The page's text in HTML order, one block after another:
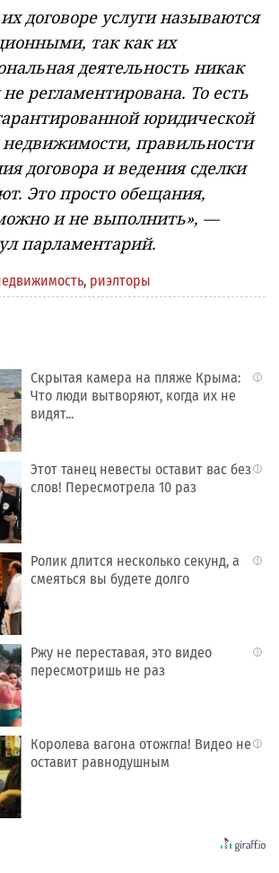
договоре услуги называются
так как их
деятельность никак
регламентирована. То есть
юридической
правильности
договора и ведения сделки
Это просто обещания,
и не выполнить», —
парламентарий.
, риэлторы
i
Скрытая камера на пляже Крыма:
Что люди вытворяют, когда их не
видят...
i
Этот танец невесты оставит вас без
слов! Пересмотрела 10 раз
i
Ролик длится несколько секунд, а
смеяться вы будете долго
i
Ржу не переставая, это видео
пересмотришь не раз
i
Королева вагона отожгла! Видео не
оставит равнодушным